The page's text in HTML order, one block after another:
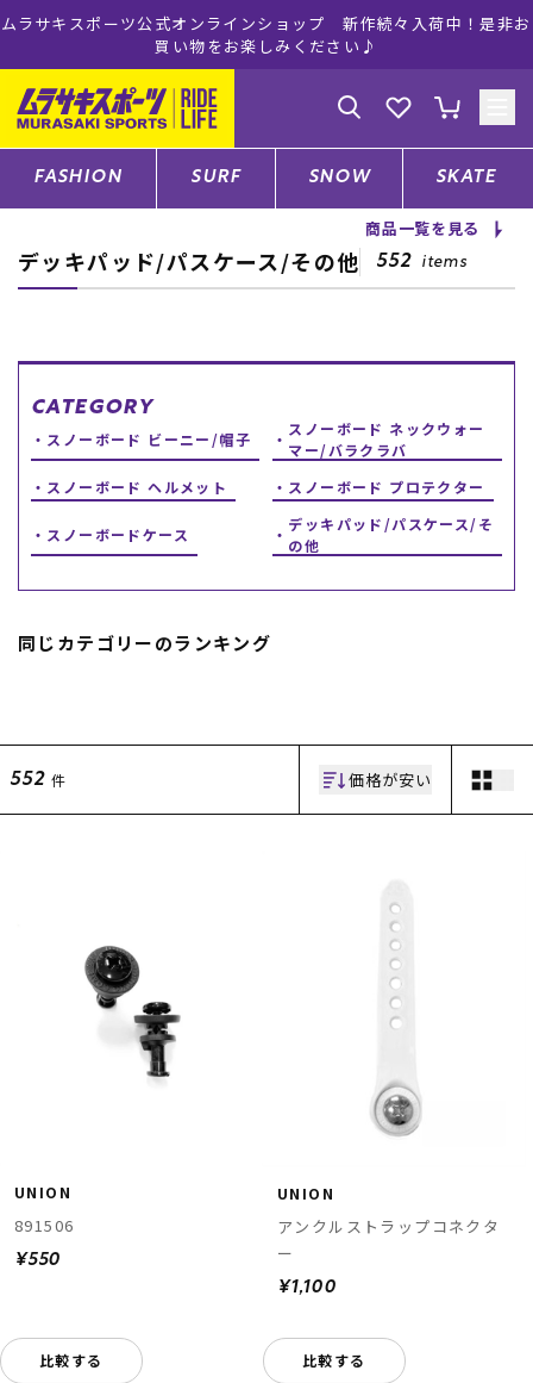
ムラサキスポーツ公式オンラインショップ 新作続々入荷中！是非お
買い物をお楽しみください♪
ゲスト様
ログイン 会員登録
店舗一覧
CATEGORY
ファッションTOP
サーフTOP
スケートTOP
ブランド一覧
中古/アウトレット スノ
ご利用ガイド
アフターサポート
下取り保証について
FASHION SURF SNOW SKATE
商品一覧を見る
デッキパッド/パスケース/その他 552 items
CATEGORY
スノーボード ビーニー/帽子
スノーボード ネックウォー
マー/バラクラバ
スノーボード ヘルメット
スノーボード プロテクター
スノーボードケース
デッキパッド/パスケース/そ
の他
同じカテゴリーのランキング
552 件 価格が安い
UNION
891506
¥550
比較する
UNION
アンクルストラップコネクタ
ー
¥1,100
比較する